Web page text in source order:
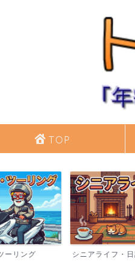
TOP
リング シニアライフ・日